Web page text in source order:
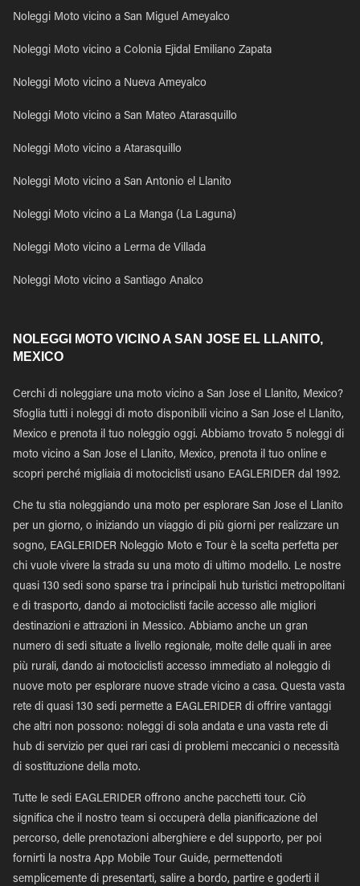
Noleggi Moto vicino a San Miguel Ameyalco
Noleggi Moto vicino a Colonia Ejidal Emiliano Zapata
Noleggi Moto vicino a Nueva Ameyalco
Noleggi Moto vicino a San Mateo Atarasquillo
Noleggi Moto vicino a Atarasquillo
Noleggi Moto vicino a San Antonio el Llanito
Noleggi Moto vicino a La Manga (La Laguna)
Noleggi Moto vicino a Lerma de Villada
Noleggi Moto vicino a Santiago Analco
NOLEGGI MOTO VICINO A SAN JOSE EL LLANITO,
MEXICO
Cerchi di noleggiare una moto vicino a San Jose el Llanito, Mexico?
Sfoglia tutti i noleggi di moto disponibili vicino a San Jose el Llanito,
Mexico e prenota il tuo noleggio oggi. Abbiamo trovato 5 noleggi di
moto vicino a San Jose el Llanito, Mexico, prenota il tuo online e
scopri perché migliaia di motociclisti usano EAGLERIDER dal 1992.
Che tu stia noleggiando una moto per esplorare San Jose el Llanito
per un giorno, o iniziando un viaggio di più giorni per realizzare un
sogno, EAGLERIDER Noleggio Moto e Tour è la scelta perfetta per
chi vuole vivere la strada su una moto di ultimo modello. Le nostre
quasi 130 sedi sono sparse tra i principali hub turistici metropolitani
e di trasporto, dando ai motociclisti facile accesso alle migliori
destinazioni e attrazioni in Messico. Abbiamo anche un gran
numero di sedi situate a livello regionale, molte delle quali in aree
più rurali, dando ai motociclisti accesso immediato al noleggio di
nuove moto per esplorare nuove strade vicino a casa. Questa vasta
rete di quasi 130 sedi permette a EAGLERIDER di offrire vantaggi
che altri non possono: noleggi di sola andata e una vasta rete di
hub di servizio per quei rari casi di problemi meccanici o necessità
di sostituzione della moto.
Tutte le sedi EAGLERIDER offrono anche pacchetti tour. Ciò
significa che il nostro team si occuperà della pianificazione del
percorso, delle prenotazioni alberghiere e del supporto, per poi
fornirti la nostra App Mobile Tour Guide, permettendoti
semplicemente di presentarti, salire a bordo, partire e goderti il